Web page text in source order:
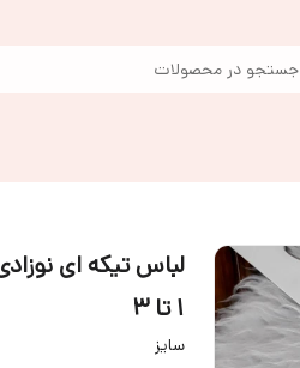
جستجو در محصولات
لباس تیکه ای
۱ تا ۳
سایز